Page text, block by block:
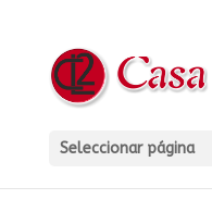
Seleccionar página